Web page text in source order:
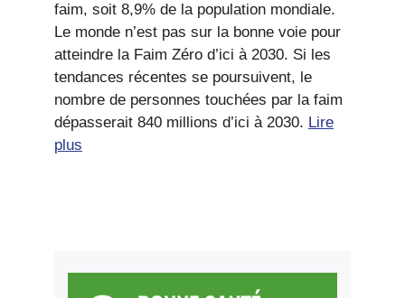
faim, soit 8,9% de la population mondiale.
Le monde n’est pas sur la bonne voie pour
atteindre la Faim Zéro d’ici à 2030. Si les
tendances récentes se poursuivent, le
nombre de personnes touchées par la faim
dépasserait 840 millions d’ici à 2030. Lire
plus